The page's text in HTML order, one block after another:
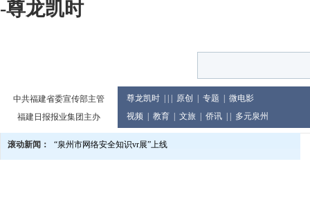
-尊龙凯时
中共福建省委宣传部主管
福建日报报业集团主办
尊龙凯时 原创 专题
微电影
视频
教育 文旅 侨讯 多元泉州
滚动新闻： “泉州市网络安全知识vr展”上线